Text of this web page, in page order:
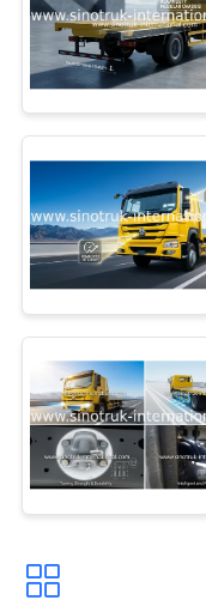
희
와
연
락
인
용
을
요
청
하
시